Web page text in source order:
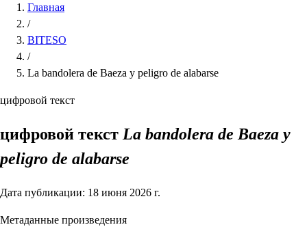
Главная
/
BITESO
/
La bandolera de Baeza y peligro de alabarse
цифровой текст
цифровой текст La bandolera de Baeza y
peligro de alabarse
Дата публикации: 18 июня 2026 г.
Метаданные произведения